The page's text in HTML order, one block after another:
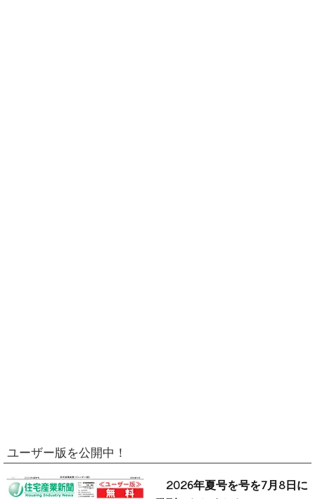
ユーザー版を公開中！
2026年夏号を号を7月8日に